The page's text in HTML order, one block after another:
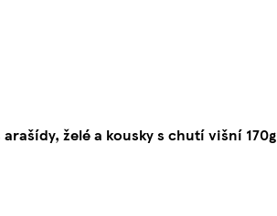
želé a kousky s chutí višní 170g